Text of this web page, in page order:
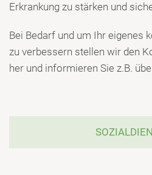
Erkrankung zu stärken und
Bei Bedarf und um Ihr eigenes
zu verbessern stellen wir den
her und informieren Sie z.B.